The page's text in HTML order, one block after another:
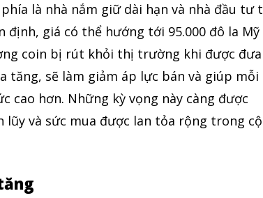
là nhà nắm giữ dài hạn và nhà đầu tư
giá có thể hướng tới 95.000 đô la Mỹ
coin bị rút khỏi thị trường khi được
tăng, sẽ làm giảm áp lực bán và giúp mỗi
cao hơn. Những kỳ vọng này càng được
và sức mua được lan tỏa rộng trong